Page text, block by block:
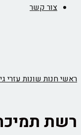
צור קשר
ראשיחנותשונותעזרי
רשת